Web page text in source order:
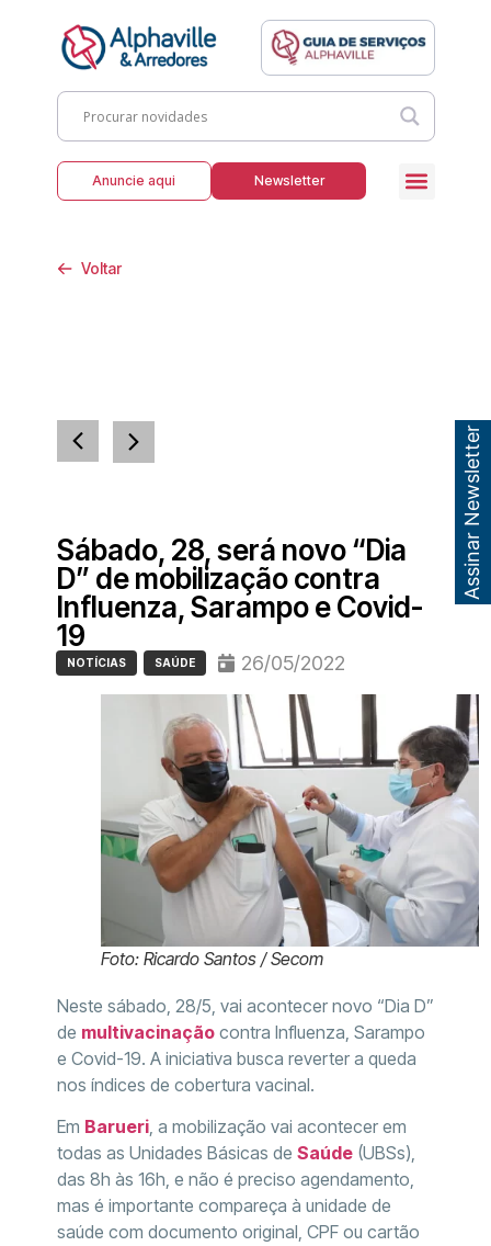
Anuncie aqui Newsletter
Voltar
Sábado, 28, será novo “Dia
D” de mobilização contra
Influenza, Sarampo e Covid-
19
NOTÍCIAS SAÚDE 26/05/2022
Foto: Ricardo Santos / Secom
Neste sábado, 28/5, vai acontecer novo “Dia D”
de multivacinação contra Influenza, Sarampo
e Covid-19. A iniciativa busca reverter a queda
nos índices de cobertura vacinal.
Em Barueri, a mobilização vai acontecer em
todas as Unidades Básicas de Saúde (UBSs),
das 8h às 16h, e não é preciso agendamento,
mas é importante compareça à unidade de
saúde com documento original, CPF ou cartão
Assinar Newsletter